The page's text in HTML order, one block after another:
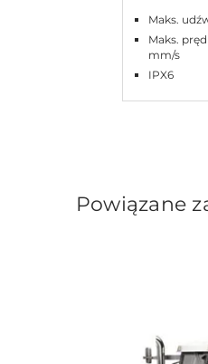
Maks.
Maks.
mm/s
IPX6
Powiązane